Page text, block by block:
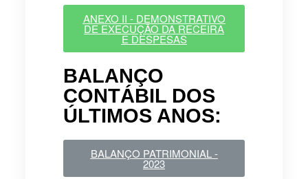
ANEXO II - DEMONSTRATIVO
DE EXECUÇÃO DA RECEIRA
E DESPESAS
BALANÇO
CONTÁBIL DOS
ÚLTIMOS ANOS:
BALANÇO PATRIMONIAL -
2023